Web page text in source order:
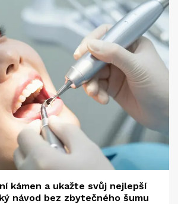
kámen a ukažte svůj nejlepší
návod bez zbytečného šumu